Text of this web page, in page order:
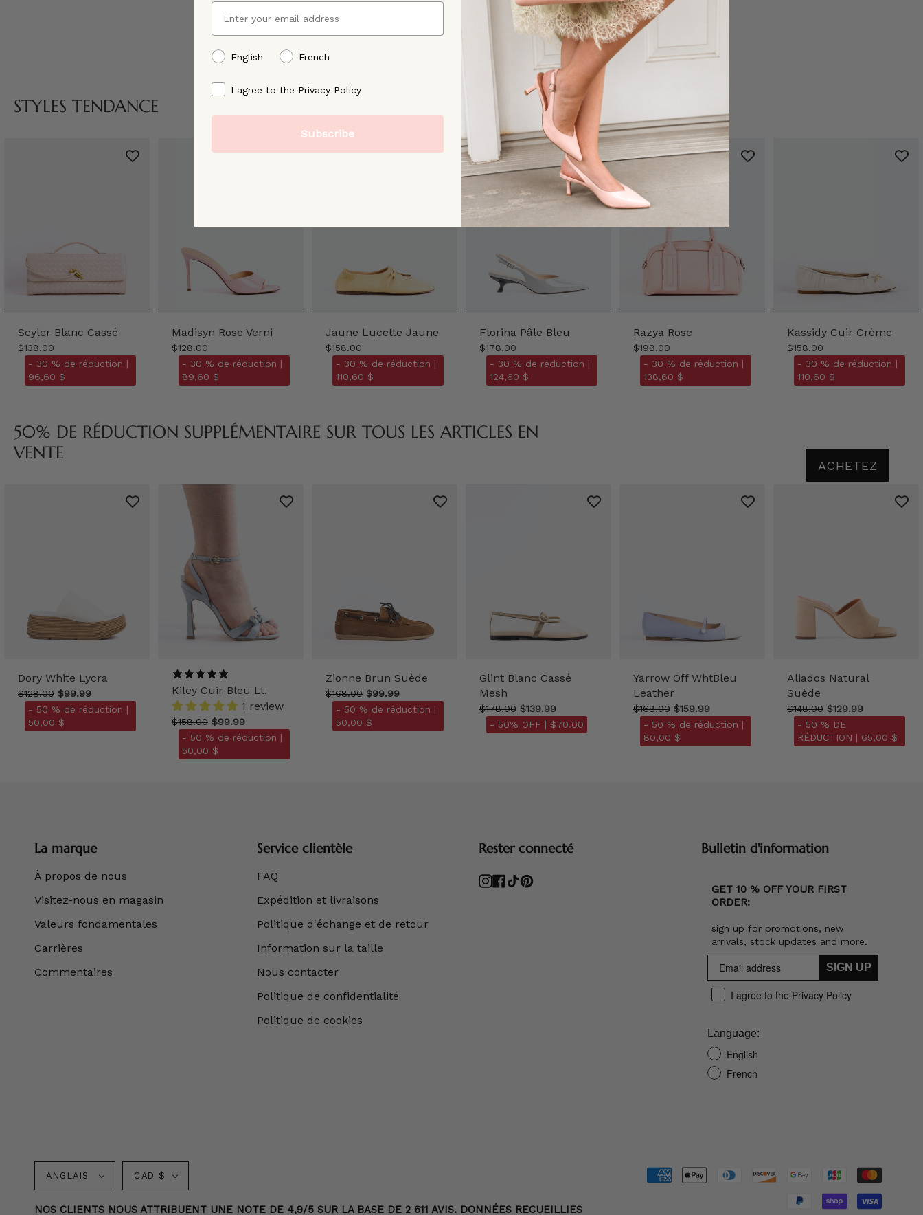
STYLES TENDANCE
Scyler Blanc Cassé
$138.00
- 30 % de réduction |
96,60 $
Madisyn Rose Verni
$128.00
- 30 % de réduction |
89,60 $
Jaune Lucette Jaune
$158.00
- 30 % de réduction |
110,60 $
Florina Pâle Bleu
$178.00
- 30 % de réduction |
124,60 $
Razya Rose
$198.00
- 30 % de réduction |
138,60 $
Kassidy Cuir Crème
$158.00
- 30 % de réduction |
110,60 $
50% DE RÉDUCTION SUPPLÉMENTAIRE SUR TOUS LES ARTICLES EN
VENTE
ACHETEZ
Dory White Lycra
$128.00 $99.99
- 50 % de réduction |
50,00 $
Kiley Cuir Bleu Lt.
1 review
$158.00 $99.99
- 50 % de réduction |
50,00 $
Zionne Brun Suède
$168.00 $99.99
- 50 % de réduction |
50,00 $
Glint Blanc Cassé
Mesh
$178.00 $139.99
- 50% OFF | $70.00
Yarrow Off WhtBleu
Leather
$168.00 $159.99
- 50 % de réduction |
80,00 $
Aliados Natural
Suède
$148.00 $129.99
- 50 % DE
RÉDUCTION | 65,00 $
La marque
À propos de nous
Visitez-nous en magasin
Valeurs fondamentales
Carrières
Commentaires
Service clientèle
FAQ
Expédition et livraisons
Politique d'échange et de retour
Information sur la taille
Nous contacter
Politique de confidentialité
Politique de cookies
Rester connecté
Instagram
Facebook
TikTokPinterest
Bulletin d'information
GET 10 % OFF YOUR FIRST
ORDER:
sign up for promotions, new
arrivals, stock updates and more.
SIGN UP
I agree to the Privacy Policy
Language:
English
French
Langue
ANGLAIS Monnaie
CAD $
NOS CLIENTS NOUS ATTRIBUENT UNE NOTE DE 4,9/5 SUR LA BASE DE 2 611 AVIS. DONNÉES RECUEILLIES
Email
preffered language
English French
By signing up, you agree to our [Privacy Policy]
I agree to the Privacy Policy
Subscribe